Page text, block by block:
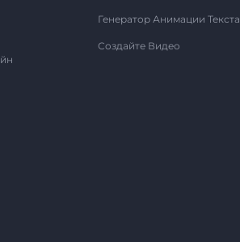
Генератор Анимации Текста
Создайте Видео